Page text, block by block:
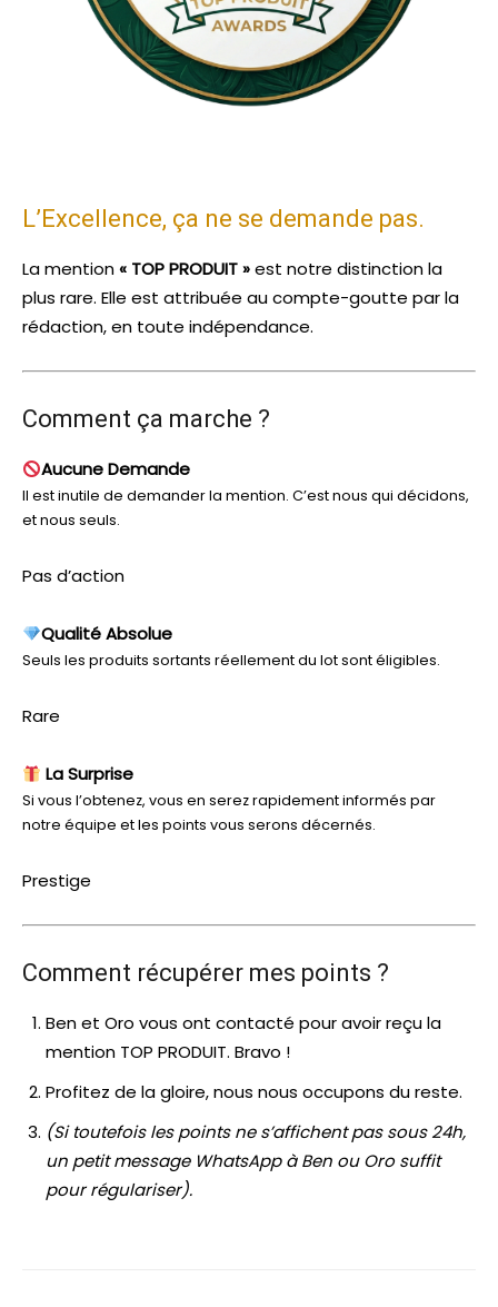
L’Excellence, ça ne se demande pas.
La mention« TOP PRODUIT »est notre distinction la
plus rare. Elle est attribuée au compte-goutte par la
rédaction, en toute indépendance.
Comment ça marche ?
Aucune Demande
Il est inutile de demander la mention. C’est nous qui décidons,
et nous seuls.
Pas d’action
Qualité Absolue
Seuls les produits sortants réellement du lot sont éligibles.
Rare
La Surprise
Si vous l’obtenez, vous en serez rapidement informés par
notre équipe et les points vous serons décernés.
Prestige
Comment récupérer mes points ?
Ben et Oro vous ont contacté pour avoir reçu la
mention TOP PRODUIT. Bravo !
Profitez de la gloire, nous nous occupons du reste.
(Si toutefois les points ne s’affichent pas sous 24h,
un petit message WhatsApp à Ben ou Oro suffit
pour régulariser).